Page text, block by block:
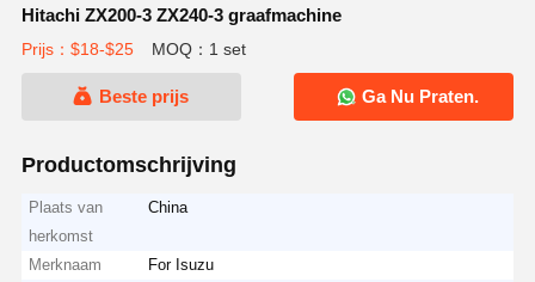
Hitachi ZX200-3 ZX240-3 graafmachine
Prijs：$18-$25 MOQ：1 set
Beste prijs Ga Nu Praten.
Productomschrijving
Plaats van
herkomst
China
Merknaam
For Isuzu